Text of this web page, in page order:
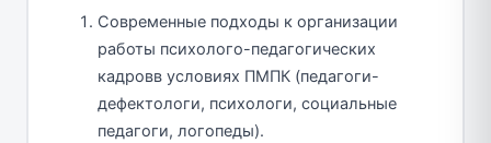
Современные подходы к организации
работы психолого-педагогических
кадровв условиях ПМПК (педагоги-
дефектологи, психологи, социальные
педагоги, логопеды).